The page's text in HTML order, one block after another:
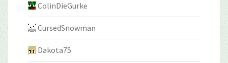
ColinDieGurke
CursedSnowman
Dakota75